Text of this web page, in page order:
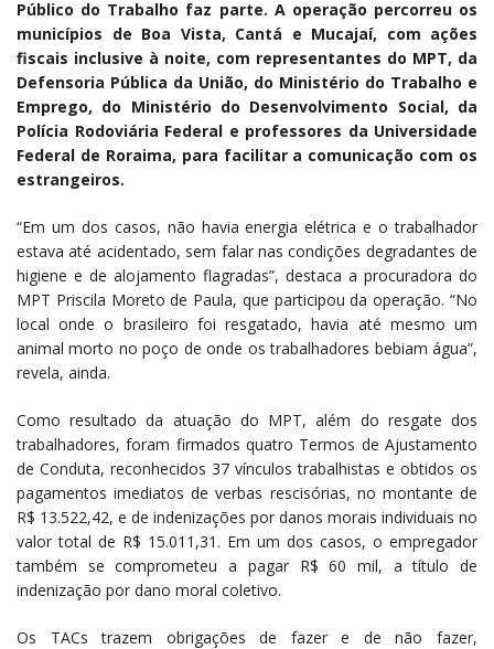
Público do Trabalho faz parte. A operação percorreu os
municípios de Boa Vista, Cantá e Mucajaí, com ações
fiscais inclusive à noite, com representantes do MPT, da
Defensoria Pública da União, do Ministério do Trabalho e
Emprego, do Ministério do Desenvolvimento Social, da
Polícia Rodoviária Federal e professores da Universidade
Federal de Roraima, para facilitar a comunicação com os
estrangeiros.
“Em um dos casos, não havia energia elétrica e o trabalhador
estava até acidentado, sem falar nas condições degradantes de
higiene e de alojamento flagradas”, destaca a procuradora do
MPT Priscila Moreto de Paula, que participou da operação. “No
local onde o brasileiro foi resgatado, havia até mesmo um
animal morto no poço de onde os trabalhadores bebiam água”,
revela, ainda.
Como resultado da atuação do MPT, além do resgate dos
trabalhadores, foram firmados quatro Termos de Ajustamento
de Conduta, reconhecidos 37 vínculos trabalhistas e obtidos os
pagamentos imediatos de verbas rescisórias, no montante de
R$ 13.522,42, e de indenizações por danos morais individuais no
valor total de R$ 15.011,31. Em um dos casos, o empregador
também se comprometeu a pagar R$ 60 mil, a título de
indenização por dano moral coletivo.
Os TACs trazem obrigações de fazer e de não fazer,